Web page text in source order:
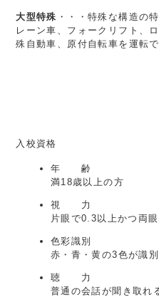
大型特殊 ・・・特殊な構造の
レーン車、フォークリフト、
殊自動車、原付自転車を運転
入校資格
年 齢
満18歳以上の方
視 力
片眼で0.3以上かつ両
色彩識別
赤・青・黄の3色が識
聴 力
普通の会話が聞き取れ